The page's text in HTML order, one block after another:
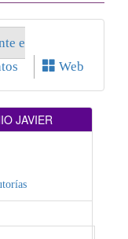
e
Web
JAVIER